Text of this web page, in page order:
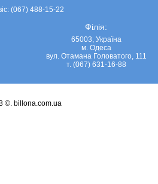
(067) 488-15-22
Філія:
65003, Україна
м. Одеса
вул. Отамана Головатого, 111
т. (067) 631-16-88
©. billona.com.ua